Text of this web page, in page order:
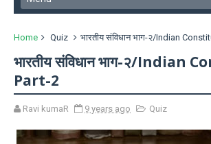
Home Quiz भारतीय संविधान भाग-२/Indian
भारतीय संविधान भाग-२/Indian
Part-2
Ravi kumaR 9 years ago Quiz